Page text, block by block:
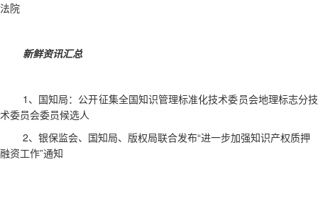
法院
新鲜资讯汇总
1、国知局：公开征集全国知识管理标准化技术委员会地理标志分技
术委员会委员候选人
2、银保监会、国知局、版权局联合发布“进一步加强知识产权质押
融资工作”通知